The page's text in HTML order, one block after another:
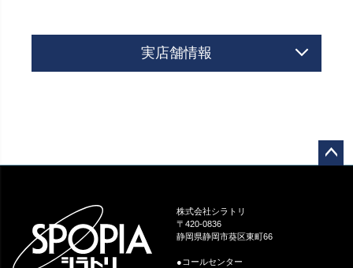
実店舗情報
株式会社シラトリ
〒420-0836
静岡県静岡市葵区東町66
●コールセンター